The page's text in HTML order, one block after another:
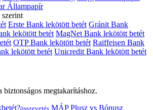
Állampapír
Erste Bank lekötött betét Gránit Bank
lekötött betét MagNet Bank lekötött betét
OTP Bank lekötött betét Raiffeisen Bank
lekötött betét Unicredit Bank lekötött betét
biztonságos megtakarításhoz.
összevetés MÁP Plusz vs Bónusz